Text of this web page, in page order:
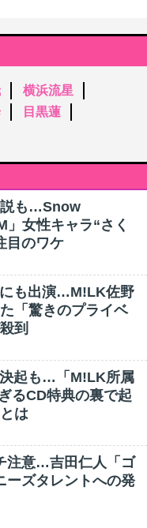
横浜流星
目黒蓮
説も…Snow
」女性キャラ“さく
目のワケ
も出演…M!LK佐野
「驚きのプライベ
到
起も…「M!LK所属
るCD特典の裏で起
は
注意…吉田仁人「ゴ
ーズタレントへの発